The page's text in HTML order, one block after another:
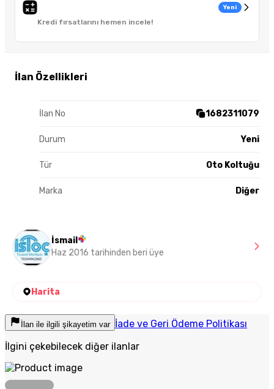
Kredi fırsatlarını hemen incele!
Yeni
İlan Özellikleri
İlan No 1682311079
Durum Yeni
Tür Oto Koltuğu
Marka Diğer
İsmail
Haz 2016 tarihinden beri üye
Harita
İlan ile ilgili şikayetim var İade ve Geri Ödeme Politikası
İlgini çekebilecek diğer ilanlar